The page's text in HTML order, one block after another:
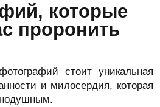
которые
проронить
стоит уникальная
и милосердия, которая